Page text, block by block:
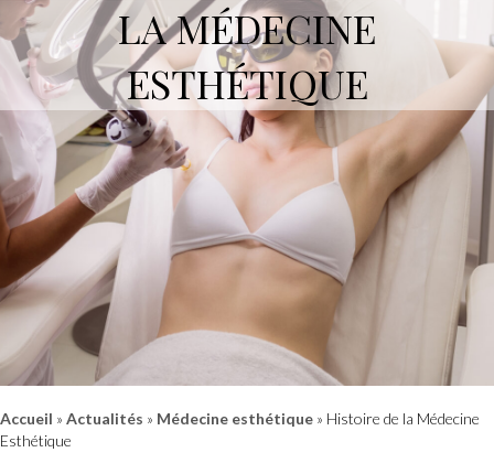
LA MÉDECINE
ESTHÉTIQUE
Accueil » Actualités » Médecine esthétique » Histoire de la Médecine
Esthétique